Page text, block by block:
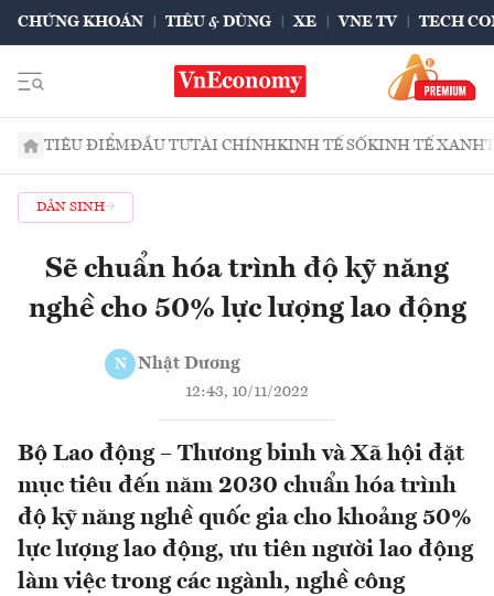
CHỨNG KHOÁN TIÊU & DÙNG XE VNE TV TECH
TIÊU ĐIỂMĐẦU TƯTÀI CHÍNHKINH TẾ SỐKINH TẾ XANH
DÂN SINH
Sẽ chuẩn hóa trình độ kỹ năng
nghề cho 50% lực lượng lao động
N Nhật Dương
12:43, 10/11/2022
Bộ Lao động – Thương binh và Xã hội đặt
mục tiêu đến năm 2030 chuẩn hóa trình
độ kỹ năng nghề quốc gia cho khoảng 50%
lực lượng lao động, ưu tiên người lao động
làm việc trong các ngành, nghề công